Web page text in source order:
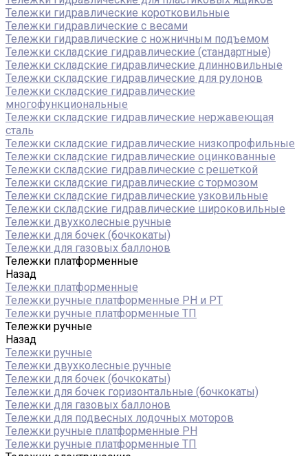
Тележки гидравлические коротковильные
Тележки гидравлические с весами
Тележки гидравлические с ножничным подъемом
Тележки складские гидравлические (стандартные)
Тележки складские гидравлические длинновильные
Тележки складские гидравлические для рулонов
Тележки складские гидравлические
многофункциональные
Тележки складские гидравлические нержавеющая
сталь
Тележки складские гидравлические низкопрофильные
Тележки складские гидравлические оцинкованные
Тележки складские гидравлические с решеткой
Тележки складские гидравлические с тормозом
Тележки складские гидравлические узковильные
Тележки складские гидравлические широковильные
Тележки двухколесные ручные
Тележки для бочек (бочкокаты)
Тележки для газовых баллонов
Тележки платформенные
Назад
Тележки платформенные
Тележки ручные платформенные PH и PT
Тележки ручные платформенные ТП
Тележки ручные
Назад
Тележки ручные
Тележки двухколесные ручные
Тележки для бочек (бочкокаты)
Тележки для бочек горизонтальные (бочкокаты)
Тележки для газовых баллонов
Тележки для подвесных лодочных моторов
Тележки ручные платформенные PH
Тележки ручные платформенные ТП